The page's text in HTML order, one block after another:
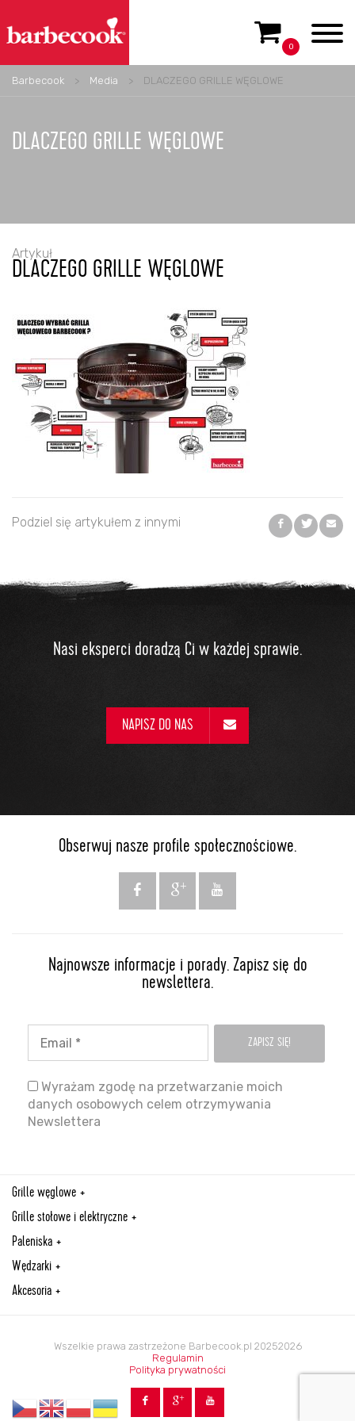
0
Barbecook > Media > DLACZEGO GRILLE WĘGLOWE
DLACZEGO GRILLE WĘGLOWE
Artykuł
DLACZEGO GRILLE WĘGLOWE
Podziel się artykułem z innymi
Nasi eksperci doradzą Ci w każdej sprawie.
NAPISZ DO NAS
Obserwuj nasze profile społecznościowe.
Najnowsze informacje i porady. Zapisz się do
newslettera.
Wyrażam zgodę na przetwarzanie moich
danych osobowych celem otrzymywania
Newslettera
Grille węglowe
Grille stołowe i elektryczne
Paleniska
Wędzarki
Akcesoria
Wszelkie prawa zastrzeżone Barbecook.pl 20252026
Regulamin
Polityka prywatności